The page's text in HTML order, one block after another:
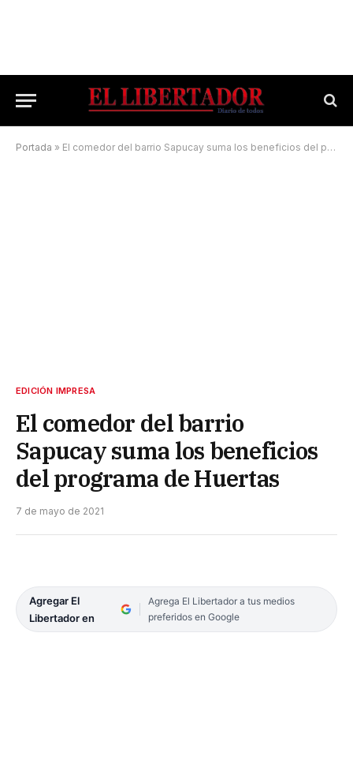
Portada » El comedor del barrio Sapucay suma los beneficios del programa de Huertas
EDICIÓN IMPRESA
El comedor del barrio
Sapucay suma los beneficios
del programa de Huertas
7 de mayo de 2021
Agregar El
Libertador en
Agrega El Libertador a tus medios
preferidos en Google